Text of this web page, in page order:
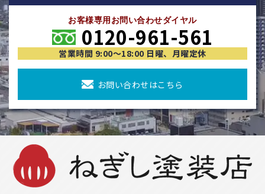
お客様専用お問い合わせダイヤル
0120-961-561
営業時間 9:00〜18:00 日曜、月曜定休
お問い合わせはこちら